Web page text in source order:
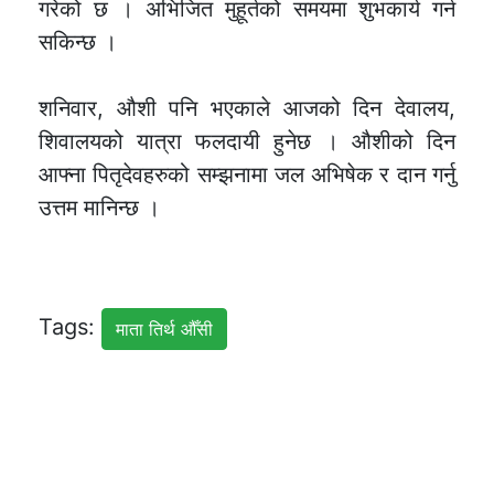
गरेको छ । अभिजित मुहूर्तको समयमा शुभकार्य गर्न
सकिन्छ ।
शनिवार, औशी पनि भएकाले आजको दिन देवालय,
शिवालयको यात्रा फलदायी हुनेछ । औशीको दिन
आफ्ना पितृदेवहरुको सम्झनामा जल अभिषेक र दान गर्नु
उत्तम मानिन्छ ।
Tags: माता तिर्थ औँसी